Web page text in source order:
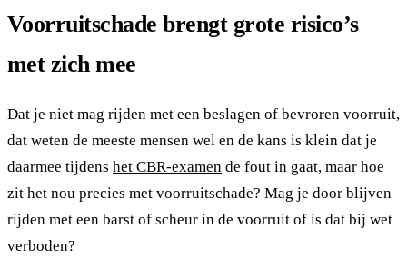
Voorruitschade brengt grote risico’s
met zich mee
Dat je niet mag rijden met een beslagen of bevroren voorruit,
dat weten de meeste mensen wel en de kans is klein dat je
daarmee tijdens het CBR-examen de fout in gaat, maar hoe
zit het nou precies met voorruitschade? Mag je door blijven
rijden met een barst of scheur in de voorruit of is dat bij wet
verboden?